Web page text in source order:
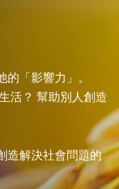
「影響力」。
活？ 幫助別人創造
造解決社會問題的